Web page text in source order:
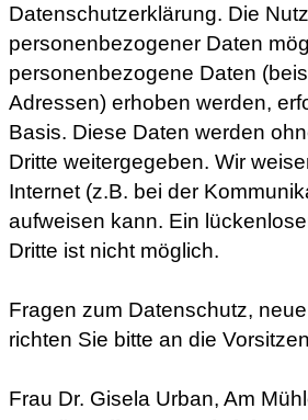
Datenschutzerklärung. Die
personenbezogener Daten
personenbezogene Daten
Adressen) erhoben werden,
Basis. Diese Daten werden
Dritte weitergegeben. Wir
Internet (z.B. bei der
aufweisen kann. Ein
Dritte ist nicht möglich.
Fragen zum Datenschutz,
richten Sie bitte an die
Frau Dr. Gisela Urban, Am